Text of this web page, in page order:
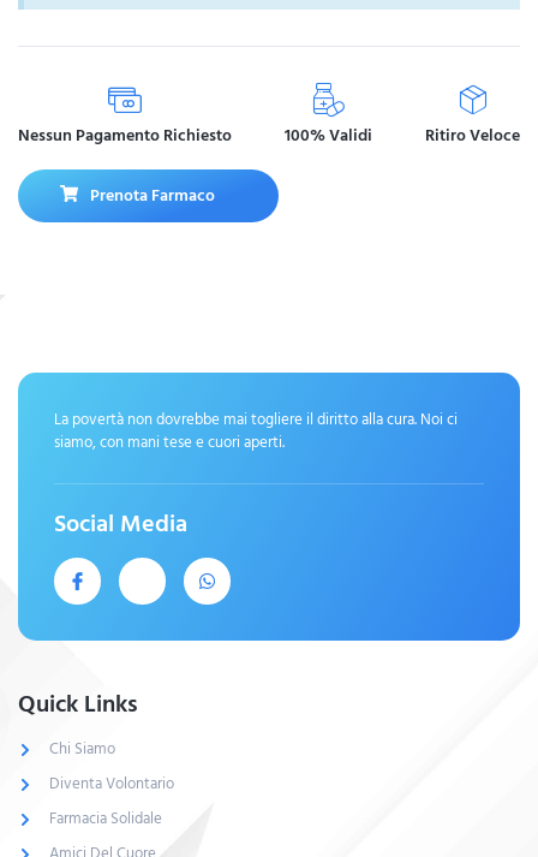
Nessun Pagamento Richiesto 100% Validi Ritiro Veloce
Prenota Farmaco
La povertà non dovrebbe mai togliere il diritto alla cura. Noi ci
siamo, con mani tese e cuori aperti.
Social Media
Quick Links
Chi Siamo
Diventa Volontario
Farmacia Solidale